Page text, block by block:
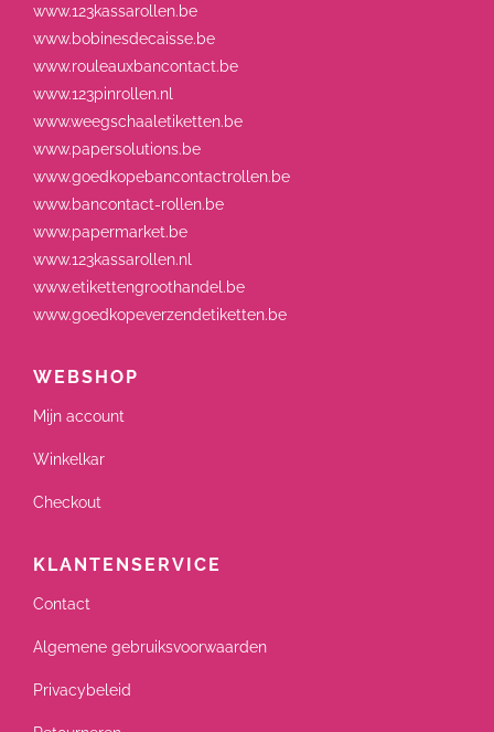
www.123kassarollen.be
www.bobinesdecaisse.be
www.rouleauxbancontact.be
www.123pinrollen.nl
www.weegschaaletiketten.be
www.papersolutions.be
www.goedkopebancontactrollen.be
www.bancontact-rollen.be
www.papermarket.be
www.123kassarollen.nl
www.etikettengroothandel.be
www.goedkopeverzendetiketten.be
WEBSHOP
Mijn account
Winkelkar
Checkout
KLANTENSERVICE
Contact
Algemene gebruiksvoorwaarden
Privacybeleid